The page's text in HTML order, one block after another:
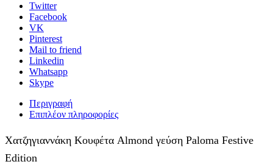
Twitter
Facebook
VK
Pinterest
Mail to friend
Linkedin
Whatsapp
Skype
Περιγραφή
Επιπλέον πληροφορίες
Χατζηγιαννάκη Κουφέτα Almond γεύση Paloma Festive
Edition